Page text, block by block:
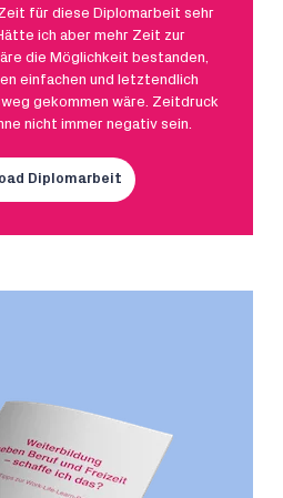
für diese Diplomarbeit sehr
ich aber mehr Zeit zur
die Möglichkeit bestanden,
einfachen und letztendlich
gekommen wäre. Zeitdruck
nicht immer negativ sein.
Diplomarbeit